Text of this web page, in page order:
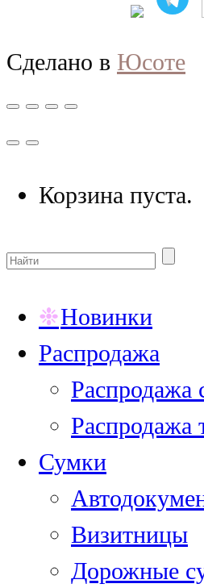
Сделано в Юсоте
Корзина пуста.
Новинки
Распродажа
Распродажа
Распродажа
Сумки
Визитницы
Дорожные